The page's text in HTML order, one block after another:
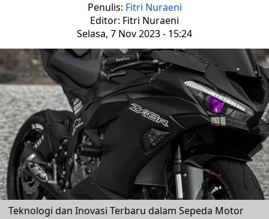
Penulis: Fitri Nuraeni
Editor: Fitri Nuraeni
Selasa, 7 Nov 2023 - 15:24
Teknologi dan Inovasi Terbaru dalam Sepeda Motor